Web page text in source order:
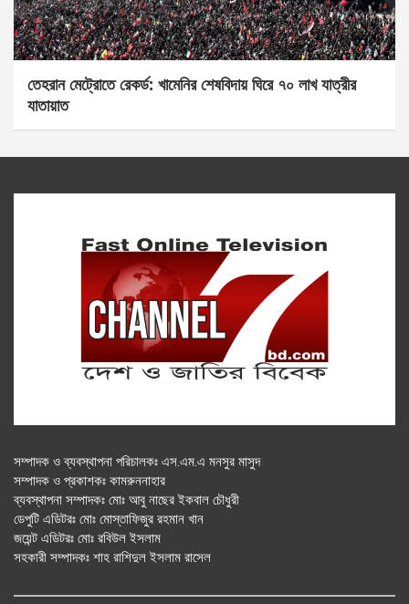
তেহরান মেট্রোতে রেকর্ড: খামেনির শেষবিদায় ঘিরে ৭০ লাখ যাত্রীর
যাতায়াত
সম্পাদক ও ব্যবস্থাপনা পরিচালকঃ এস.এম.এ মনসুর মাসুদ
সম্পাদক ও প্রকাশকঃ কামরুননাহার
ব্যবস্থাপনা সম্পাদকঃ মোঃ আবু নাছের ইকবাল চৌধুরী
ডেপুটি এডিটরঃ মোঃ মোস্তাফিজুর রহমান খান
জয়েন্ট এডিটরঃ মোঃ রবিউল ইসলাম
সহকারী সম্পাদকঃ শাহ রাশিদুল ইসলাম রাসেল